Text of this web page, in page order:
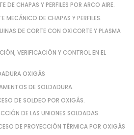
CHAPAS Y PERFILES POR ARCO AIRE.
DE CHAPAS Y PERFILES.
DE CORTE CON OXICORTE Y PLASMA
VERIFICACIÓN Y CONTROL EN EL
OXIGÁS
DE SOLDADURA.
DE SOLDEO POR OXIGÁS.
DE LAS UNIONES SOLDADAS.
DE PROYECCIÓN TÉRMICA POR OXIGÁS